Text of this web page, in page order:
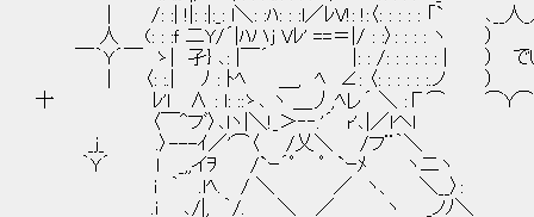
| /: :| !|: :|:_: l＼: :ﾊ: : :l／ﾚV!: !:〈: : : : : 「` ､__人_人_
人 (: : :ｆ 二Y/´|ﾊハj Vﾚ' ==＝
￣｀Y´￣ ゝ| 孑} ､: |￣´ |: : /: : : : : : | ） でいて
| 〈: :.| ﾉ : ﾄﾍ ＿, ﾍ ∠: 〈:
十 ﾚ'l ∧ : l: ::ゝ､ ヽ ＿丿,ﾍレ´ ＼ :Γ⌒
〈￣^フﾞ〉､lヽ|＼!_＞‐‐.'´ r'､|／lへl
_j_ .〉---ｲ／'⌒〈 /乂＼ /フ¨｀＼
｀Y´ l _,,イｦ /`ｰ´ﾟ ﾟ `ｰﾒ ヽ二ヽ
i ｀ .lﾍ. / ＼ ／ ヽ、 ＼__〉:
.i ､/|, ｀/. ＼ ／ ヽ _ノﾉ＼